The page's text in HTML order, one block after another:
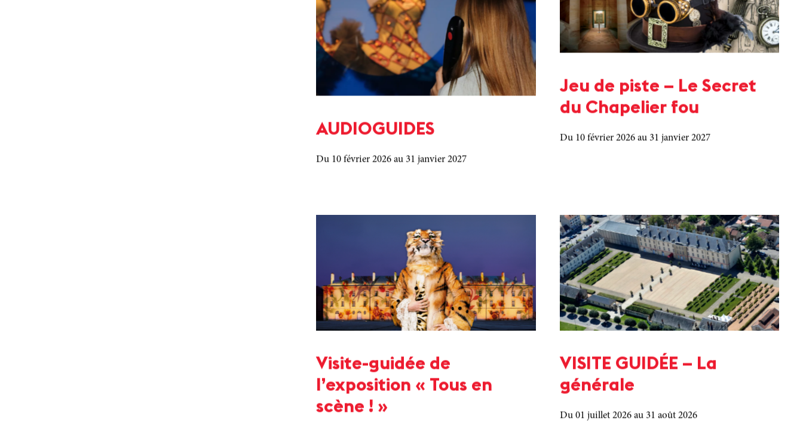
AUDIOGUIDES
Du 10 février 2026 au 31 janvier 2027
Jeu de piste – Le Secret
du Chapelier fou
Du 10 février 2026 au 31 janvier 2027
Visite-guidée de
l’exposition « Tous en
scène ! »
VISITE GUIDÉE – La
générale
Du 01 juillet 2026 au 31 août 2026